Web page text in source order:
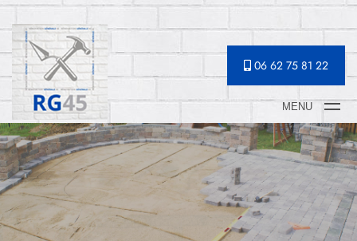
06 62 75 81 22
MENU